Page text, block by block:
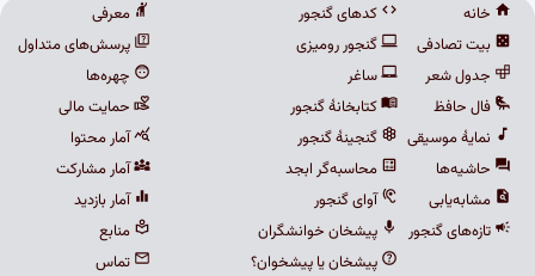
خانه
بیت تصادفی
جدول شعر
فال حافظ
نمایهٔ موسیقی
حاشیه‌ها
مشابه‌یابی
تازه‌های گنجور
کدهای گنجور
گنجور رومیزی
ساغر
کتابخانهٔ گنجور
گنجینهٔ گنجور
محاسبه‌گر ابجد
آوای گنجور
پیشخان خوانشگران
پیشخان یا پیشخوان؟
معرفی
پرسش‌های متداول
چهره‌ها
حمایت مالی
آمار محتوا
آمار مشارکت
آمار بازدید
منابع
تماس